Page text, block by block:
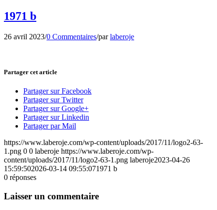
1971 b
26 avril 2023/0 Commentaires/parlaberoje
Partager cet article
Partager sur Facebook
Partager sur Twitter
Partager sur Google+
Partager sur Linkedin
Partager par Mail
https://www.laberoje.com/wp-content/uploads/2017/11/logo2-63-
1.png 0 0 laberoje https://www.laberoje.com/wp-
content/uploads/2017/11/logo2-63-1.png laberoje2023-04-26
15:59:502026-03-14 09:55:071971 b
0 réponses
Laisser un commentaire